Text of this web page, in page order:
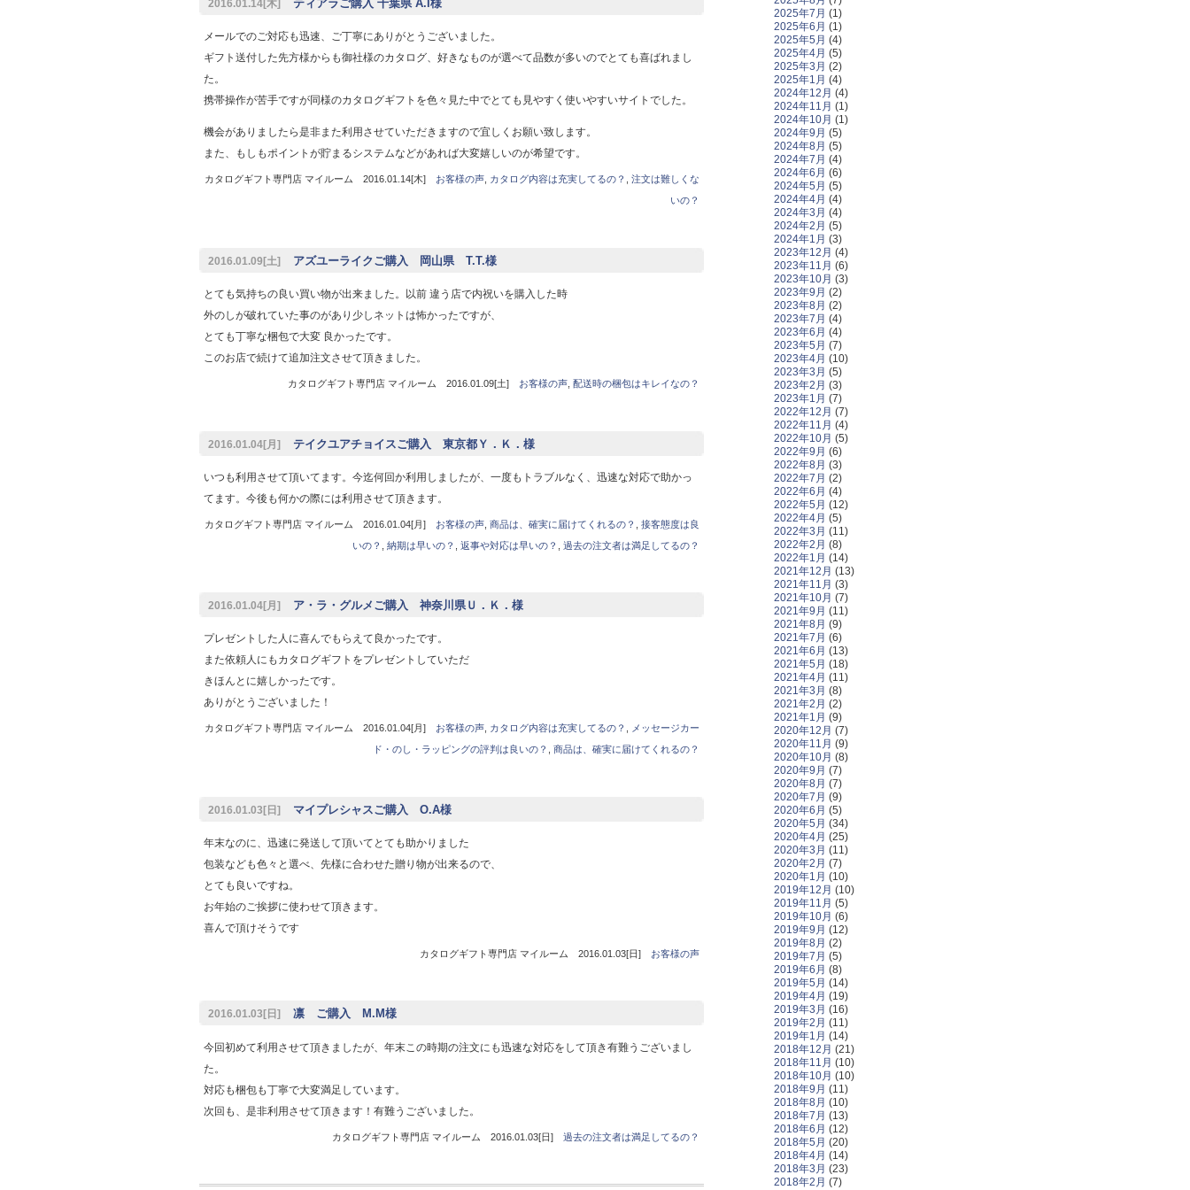
2016.01.14[木] ティアラご購入 千葉県 A.I様
メールでのご対応も迅速、ご丁寧にありがとうございました。
ギフト送付した先方様からも御社様のカタログ、好きなものが選べて品数が多いのでとても喜ばれまし
た。
携帯操作が苦手ですが同様のカタログギフトを色々見た中でとても見やすく使いやすいサイトでした。
機会がありましたら是非また利用させていただきますので宜しくお願い致します。
また、もしもポイントが貯まるシステムなどがあれば大変嬉しいのが希望です。
カタログギフト専門店 マイルーム 2016.01.14[木] お客様の声, カタログ内容は充実してるの？ , 注文は難しくな
いの？
2016.01.09[土] アズユーライクご購入 岡山県 T.T.様
とても気持ちの良い買い物が出来ました。以前 違う店で内祝いを購入した時
外のしが破れていた事のがあり少しネットは怖かったですが、
とても丁寧な梱包で大変 良かったです。
このお店で続けて追加注文させて頂きました。
カタログギフト専門店 マイルーム 2016.01.09[土] お客様の声, 配送時の梱包はキレイなの？
2016.01.04[月] テイクユアチョイスご購入 東京都Ｙ．Ｋ．様
いつも利用させて頂いてます。今迄何回か利用しましたが、一度もトラブルなく、迅速な対応で助かっ
てます。今後も何かの際には利用させて頂きます。
カタログギフト専門店 マイルーム 2016.01.04[月] お客様の声, 商品は、確実に届けてくれるの？
接客態度は良
いの？
納期は早いの？ 返事や対応は早いの？ 過去の注文者は満足してるの？
2016.01.04[月] ア・ラ・グルメご購入 神奈川県Ｕ．Ｋ．様
プレゼントした人に喜んでもらえて良かったです。
また依頼人にもカタログギフトをプレゼントしていただ
きほんとに嬉しかったです。
ありがとうございました！
カタログギフト専門店 マイルーム 2016.01.04[月] お客様の声, カタログ内容は充実してるの？
メッセージカー
ド・のし・ラッピングの評判は良いの？
商品は、確実に届けてくれるの？
2016.01.03[日] マイプレシャスご購入 O.A様
年末なのに、迅速に発送して頂いてとても助かりました
包装なども色々と選べ、先様に合わせた贈り物が出来るので、
とても良いですね。
お年始のご挨拶に使わせて頂きます。
喜んで頂けそうです
カタログギフト専門店 マイルーム 2016.01.03[日] お客様の声
2016.01.03[日] 凛 ご購入 M.M様
今回初めて利用させて頂きましたが、年末この時期の注文にも迅速な対応をして頂き有難うございまし
た。
対応も梱包も丁寧で大変満足しています。
次回も、是非利用させて頂きます！有難うございました。
カタログギフト専門店 マイルーム 2016.01.03[日] 過去の注文者は満足してるの？
2025年7月 (1)
2025年6月 (1)
2025年5月 (4)
2025年4月 (5)
2025年3月 (2)
2025年1月 (4)
2024年12月 (4)
2024年11月 (1)
2024年10月 (1)
2024年9月 (5)
2024年8月 (5)
2024年7月 (4)
2024年6月 (6)
2024年5月 (5)
2024年4月 (4)
2024年3月 (4)
2024年2月 (5)
2024年1月 (3)
2023年12月 (4)
2023年11月 (6)
2023年10月 (3)
2023年9月 (2)
2023年8月 (2)
2023年7月 (4)
2023年6月 (4)
2023年5月 (7)
2023年4月 (10)
2023年3月 (5)
2023年2月 (3)
2023年1月 (7)
2022年12月 (7)
2022年11月 (4)
2022年10月 (5)
2022年9月 (6)
2022年8月 (3)
2022年7月 (2)
2022年6月 (4)
2022年5月 (12)
2022年4月 (5)
2022年3月 (11)
2022年2月 (8)
2022年1月 (14)
2021年12月 (13)
2021年11月 (3)
2021年10月 (7)
2021年9月 (11)
2021年8月 (9)
2021年7月 (6)
2021年6月 (13)
2021年5月 (18)
2021年4月 (11)
2021年3月 (8)
2021年2月 (2)
2021年1月 (9)
2020年12月 (7)
2020年11月 (9)
2020年10月 (8)
2020年9月 (7)
2020年8月 (7)
2020年7月 (9)
2020年6月 (5)
2020年5月 (34)
2020年4月 (25)
2020年3月 (11)
2020年2月 (7)
2020年1月 (10)
2019年12月 (10)
2019年11月 (5)
2019年10月 (6)
2019年9月 (12)
2019年8月 (2)
2019年7月 (5)
2019年6月 (8)
2019年5月 (14)
2019年4月 (19)
2019年3月 (16)
2019年2月 (11)
2019年1月 (14)
2018年12月 (21)
2018年11月 (10)
2018年10月 (10)
2018年9月 (11)
2018年8月 (10)
2018年7月 (13)
2018年6月 (12)
2018年5月 (20)
2018年4月 (14)
2018年3月 (23)
2018年2月 (7)